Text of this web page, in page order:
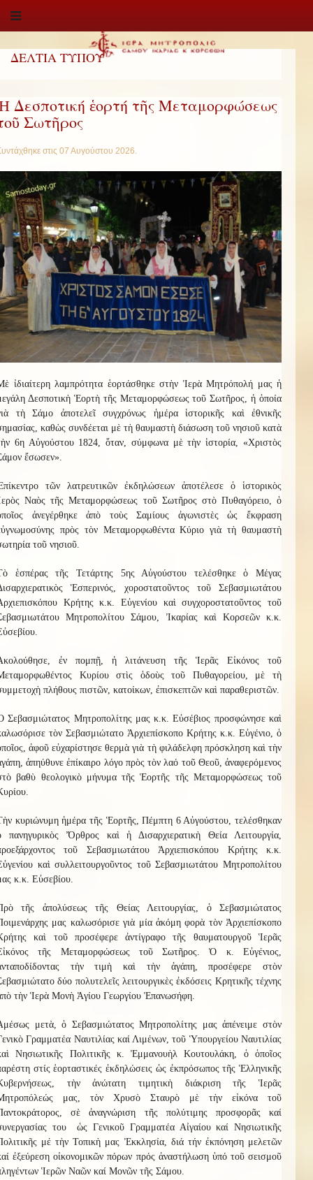
ΔΕΛΤΙΑ ΤΥΠΟΥ
Δεσποτική ἑορτή τῆς Μεταμορφώσεως
Σωτῆρος
στις 07 Αυγούστου 2026.
ἰδιαίτερη λαμπρότητα ἑορτάσθηκε στὴν Ἱερὰ Μητρόπολή μας ἡ
Δεσποτικὴ Ἑορτὴ τῆς Μεταμορφώσεως τοῦ Σωτῆρος, ἡ ὁποία
τὴ Σάμο ἀποτελεῖ συγχρόνως ἡμέρα ἱστορικῆς καὶ ἐθνικῆς
καθὼς συνδέεται μὲ τὴ θαυμαστὴ διάσωση τοῦ νησιοῦ κατὰ
6η Αὐγούστου 1824, ὅταν, σύμφωνα μὲ τὴν ἱστορία, «Χριστὸς
ἔσωσεν».
τῶν λατρευτικῶν ἐκδηλώσεων ἀποτέλεσε ὁ ἱστορικὸς
Ναὸς τῆς Μεταμορφώσεως τοῦ Σωτῆρος στὸ Πυθαγόρειο, ὁ
ἀνεγέρθηκε ἀπὸ τοὺς Σαμίους ἀγωνιστὲς ὡς ἔκφραση
πρὸς τὸν Μεταμορφωθέντα Κύριο γιὰ τὴ θαυμαστὴ
τοῦ νησιοῦ.
ἑσπέρας τῆς Τετάρτης 5ης Αὐγούστου τελέσθηκε ὁ Μέγας
Ἑσπερινός, χοροστατοῦντος τοῦ Σεβασμιωτάτου
Κρήτης κ.κ. Εὐγενίου καὶ συγχοροστατοῦντος τοῦ
Μητροπολίτου Σάμου, Ἰκαρίας καὶ Κορσεῶν κ.κ.
ἐν πομπῇ, ἡ λιτάνευση τῆς Ἱερᾶς Εἰκόνος τοῦ
Κυρίου στὶς ὁδοὺς τοῦ Πυθαγορείου, μὲ τὴ
πλήθους πιστῶν, κατοίκων, ἐπισκεπτῶν καὶ παραθεριστῶν.
Σεβασμιώτατος Μητροπολίτης μας κ.κ. Εὐσέβιος προσφώνησε καὶ
τὸν Σεβασμιώτατο Ἀρχιεπίσκοπο Κρήτης κ.κ. Εὐγένιο, ὁ
ἀφοῦ εὐχαρίστησε θερμὰ γιὰ τὴ φιλάδελφη πρόσκληση καὶ τὴν
ἀπηύθυνε ἐπίκαιρο λόγο πρὸς τὸν λαό τοῦ Θεοῦ, ἀναφερόμενος
βαθὺ θεολογικὸ μήνυμα τῆς Ἑορτῆς τῆς Μεταμορφώσεως τοῦ
κυριώνυμη ἡμέρα τῆς Ἑορτῆς, Πέμπτη 6 Αὐγούστου, τελέσθηκαν
πανηγυρικὸς Ὄρθρος καὶ ἡ Δισαρχιερατικὴ Θεία Λειτουργία,
τοῦ Σεβασμιωτάτου Ἀρχιεπισκόπου Κρήτης κ.κ.
καὶ συλλειτουργοῦντος τοῦ Σεβασμιωτάτου Μητροπολίτου
κ.κ. Εὐσεβίου.
τῆς ἀπολύσεως τῆς Θείας Λειτουργίας, ὁ Σεβασμιώτατος
μας καλωσόρισε γιὰ μία ἀκόμη φορὰ τὸν Ἀρχιεπίσκοπο
καὶ τοῦ προσέφερε ἀντίγραφο τῆς θαυματουργοῦ Ἱερᾶς
τῆς Μεταμορφώσεως τοῦ Σωτῆρος. Ὁ κ. Εὐγένιος,
τὴν τιμὴ καὶ τὴν ἀγάπη, προσέφερε στὸν
δύο πολυτελεῖς λειτουργικὲς ἐκδόσεις Κρητικῆς τέχνης
τὴν Ἱερὰ Μονὴ Ἁγίου Γεωργίου Ἐπανωσήφη.
μετὰ, ὁ Σεβασμιώτατος Μητροπολίτης μας ἀπένειμε στὸν
Γραμματέα Ναυτιλίας καί Λιμένων, τοῦ Ὑπουργείου Ναυτιλίας
Νησιωτικῆς Πολιτικῆς κ. Ἐμμανουὴλ Κουτουλάκη, ὁ ὁποῖος
στίς ἑορταστικές ἐκδηλώσεις ὡς ἐκπρόσωπος τῆς Ἑλληνικῆς
τὴν ἀνώτατη τιμητικὴ διάκριση τῆς Ἱερᾶς
μας, τὸν Χρυσὸ Σταυρὸ μὲ τὴν εἰκόνα τοῦ
σὲ ἀναγνώριση τῆς πολύτιμης προσφορᾶς καί
του ὡς Γενικοῦ Γραμματέα Αἰγαίου καί Νησιωτικῆς
μέ τὴν Τοπικὴ μας Ἐκκλησία, διά τήν ἐκπόνηση μελετῶν
ἐξεύρεση οἰκονομικῶν πόρων πρός ἀναστήλωση ὑπό τοῦ σεισμοῦ
Ἱερῶν Ναῶν καί Μονῶν τῆς Σάμου.